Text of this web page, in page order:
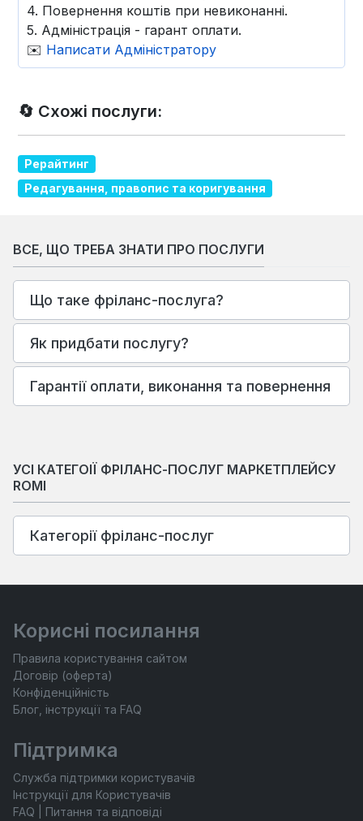
4. Повернення коштів при невиконанні.
5. Адміністрація - гарант оплати.
✉️ Написати Адміністратору
🔄 Схожі послуги:
Рерайтинг
Редагування, правопис та коригування
ВСЕ, ЩО ТРЕБА ЗНАТИ ПРО ПОСЛУГИ
Що таке фріланс-послуга?
Як придбати послугу?
Гарантії оплати, виконання та повернення
УСІ КАТЕГОІЇ ФРІЛАНС-ПОСЛУГ МАРКЕТПЛЕЙСУ
ROMI
Категорії фріланс-послуг
Корисні посилання
Правила користування сайтом
Договір (оферта)
Конфіденційність
Блог, інструкції та FAQ
Підтримка
Служба підтримки користувачів
Інструкції для Користувачів
FAQ | Питання та відповіді